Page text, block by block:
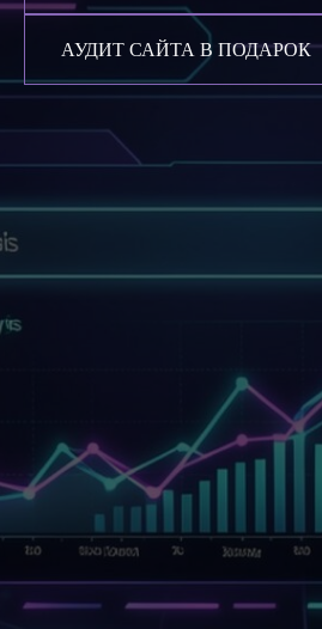
АУДИТ САЙТА В ПОДАРОК